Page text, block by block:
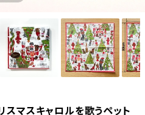
スマスキャロルを歌うペット